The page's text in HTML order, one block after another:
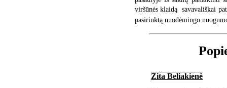
viršūnės klaidą  savavališkai
pasirinktą nuodėmingo
Zita Beliakienė